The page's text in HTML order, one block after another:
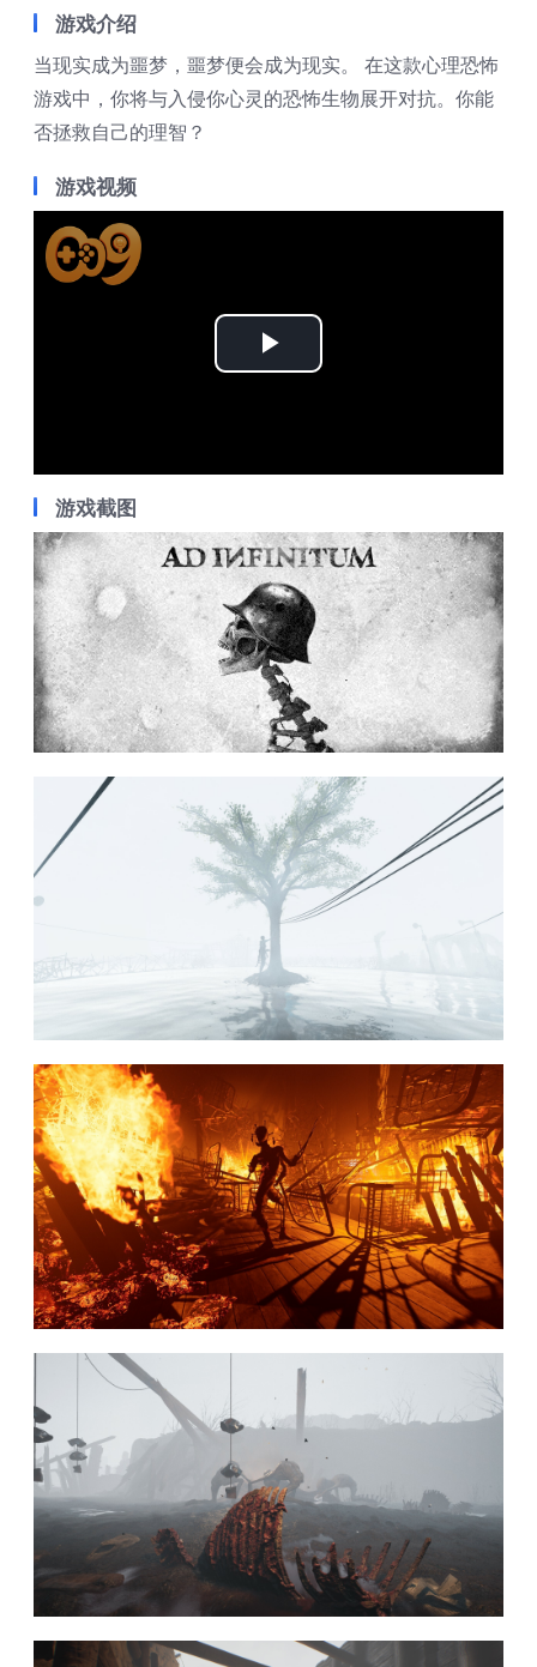
游戏介绍
当现实成为噩梦，噩梦便会成为现实。 在这款心理恐怖
游戏中，你将与入侵你心灵的恐怖生物展开对抗。你能
否拯救自己的理智？
游戏视频
Play
游戏截图